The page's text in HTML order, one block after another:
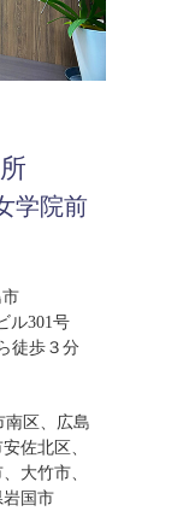
学院前
ル301号
徒歩３分
南区、広島
佐北区、
大竹市、
国市